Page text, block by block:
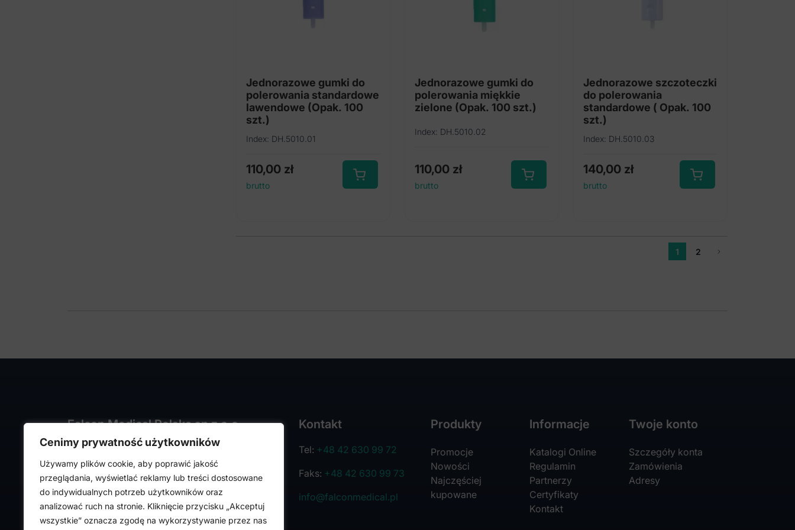
Cenimy prywatność użytkowników
Używamy plików cookie, aby poprawić jakość
przeglądania, wyświetlać reklamy lub treści dostosowane
do indywidualnych potrzeb użytkowników oraz
analizować ruch na stronie. Kliknięcie przycisku „Akceptuj
wszystkie” oznacza zgodę na wykorzystywanie przez nas
Jednorazowe gumki do
polerowania standardowe
lawendowe (Opak. 100
szt.)
Index: DH.5010.01
110,00 zł
brutto
Jednorazowe gumki do
polerowania miękkie
zielone (Opak. 100 szt.)
Index: DH.5010.02
110,00 zł
brutto
Jednorazowe szczoteczki
do polerowania
standardowe ( Opak. 100
szt.)
Index: DH.5010.03
140,00 zł
brutto
1 2
Falcon Medical Polska sp z o.o.
ul. Rajmunda Rembielińskiego 1/7
93-575 Łódź
NIP: PL7282324443
REGON: 472316619,
Nr KRS: 0000036918
Kontakt
Tel: +48 42 630 99 72
Faks: +48 42 630 99 73
info@falconmedical.pl
Produkty
Promocje
Nowości
Najczęściej
kupowane
Informacje
Katalogi Online
Regulamin
Partnerzy
Certyfikaty
Kontakt
Twoje konto
Szczegóły konta
Zamówienia
Adresy